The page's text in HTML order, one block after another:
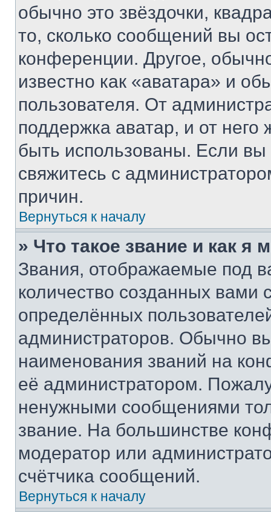
обычно это звёздочки,
то, сколько сообщений вы
конференции. Другое,
известно как «аватара» и
пользователя. От
поддержка аватар, и от него
быть использованы. Если
свяжитесь с
причин.
Вернуться к началу
» Что такое звание и как я
Звания, отображаемые под
количество созданных
определённых
администраторов. Обычно
наименования званий на
её администратором.
ненужными сообщениями
звание. На большинстве
модератор или
счётчика сообщений.
Вернуться к началу